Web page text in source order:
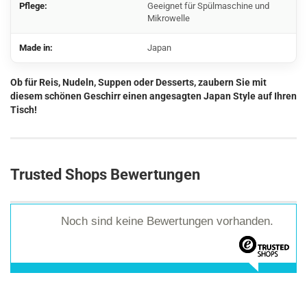
Pflege:
Geeignet für Spülmaschine und
Mikrowelle
Made in: Japan
Ob für Reis, Nudeln, Suppen oder Desserts, zaubern Sie mit
diesem schönen Geschirr einen angesagten Japan Style auf Ihren
Tisch!
Trusted Shops Bewertungen
Noch sind keine Bewertungen vorhanden.